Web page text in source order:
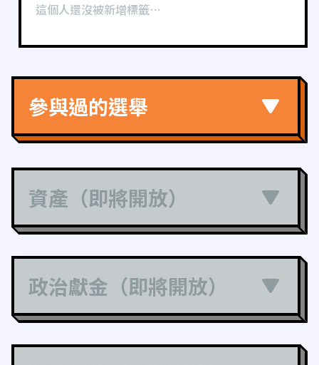
這個人還沒被新增標籤⋯
參與過的選舉
資產（即將開放）
政治獻金（即將開放）